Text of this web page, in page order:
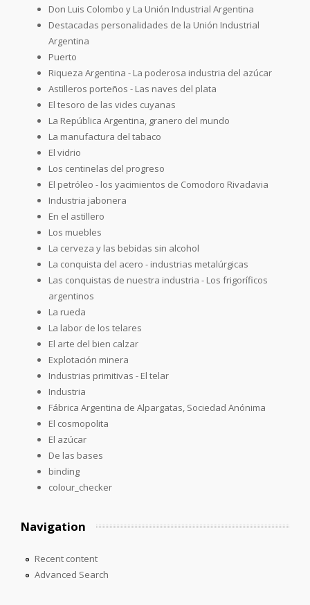
Don Luis Colombo y La Unión Industrial Argentina
Destacadas personalidades de la Unión Industrial
Argentina
Puerto
Riqueza Argentina - La poderosa industria del azúcar
Astilleros porteños - Las naves del plata
El tesoro de las vides cuyanas
La República Argentina, granero del mundo
La manufactura del tabaco
El vidrio
Los centinelas del progreso
El petróleo - los yacimientos de Comodoro Rivadavia
Industria jabonera
En el astillero
Los muebles
La cerveza y las bebidas sin alcohol
La conquista del acero - industrias metalúrgicas
Las conquistas de nuestra industria - Los frigoríficos
argentinos
La rueda
La labor de los telares
El arte del bien calzar
Explotación minera
Industrias primitivas - El telar
Industria
Fábrica Argentina de Alpargatas, Sociedad Anónima
El cosmopolita
El azúcar
De las bases
binding
colour_checker
Navigation
Recent content
Advanced Search